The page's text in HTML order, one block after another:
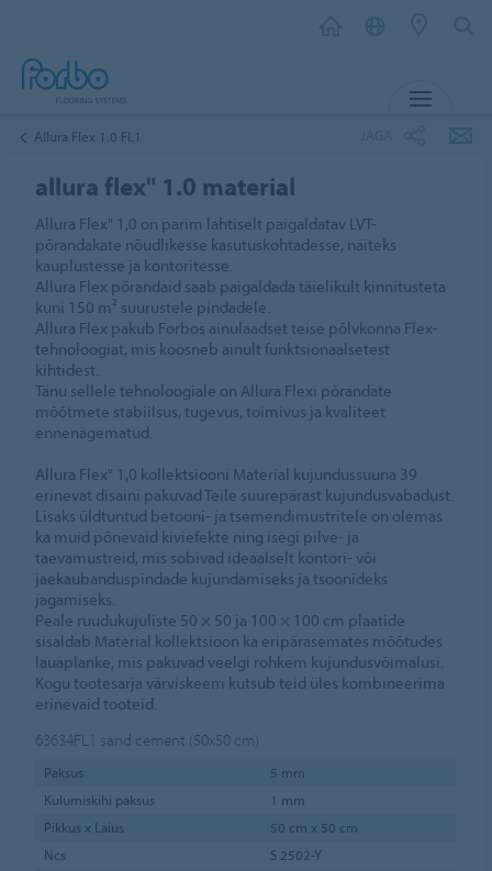
Allura Flex 1.0 FL1
allura flex" 1.0 material
Allura Flex" 1,0 on parim lahtiselt paigaldatav LVT-
põrandakate nõudlikesse kasutuskohtadesse, näiteks
kauplustesse ja kontoritesse.
Allura Flex põrandaid saab paigaldada täielikult kinnitusteta
kuni 150 m² suurustele pindadele.
Allura Flex pakub Forbos ainulaadset teise põlvkonna Flex-
tehnoloogiat, mis koosneb ainult funktsionaalsetest
kihtidest.
Tänu sellele tehnoloogiale on Allura Flexi põrandate
mõõtmete stabiilsus, tugevus, toimivus ja kvaliteet
ennenägematud.
Allura Flex" 1,0 kollektsiooni Material kujundussuuna 39
erinevat disaini pakuvad Teile suurepärast kujundusvabadust.
Lisaks üldtuntud betooni- ja tsemendimustritele on olemas
ka muid põnevaid kiviefekte ning isegi pilve- ja
taevamustreid, mis sobivad ideaalselt kontori- või
jaekaubanduspindade kujundamiseks ja tsoonideks
jagamiseks.
Peale ruudukujuliste 50 × 50 ja 100 × 100 cm plaatide
sisaldab Material kollektsioon ka eripärasemates mõõtudes
lauaplanke, mis pakuvad veelgi rohkem kujundusvõimalusi.
Kogu tootesarja värviskeem kutsub teid üles kombineerima
erinevaid tooteid.
63634FL1 sand cement (50x50 cm)
Paksus
5 mm
Kulumiskihi paksus
1 mm
Pikkus x Laius
50 cm x 50 cm
Ncs
S 2502-Y